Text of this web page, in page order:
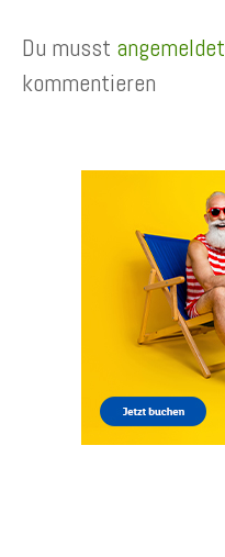
Du musst angemeldet
kommentieren